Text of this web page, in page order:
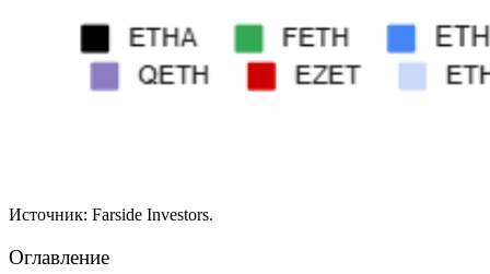
Источник: Farside Investors.
Оглавление